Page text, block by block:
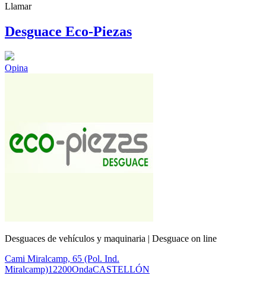
Llamar
Desguace Eco-Piezas
Opina
Desguaces de vehículos y maquinaria | Desguace on line
Cami Miralcamp, 65 (Pol. Ind.
Miralcamp)12200OndaCASTELLÓN